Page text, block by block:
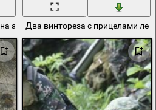
асфальте
Два винтореза с прицелами